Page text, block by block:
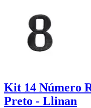
Kit 14 Número
Preto - Llinan